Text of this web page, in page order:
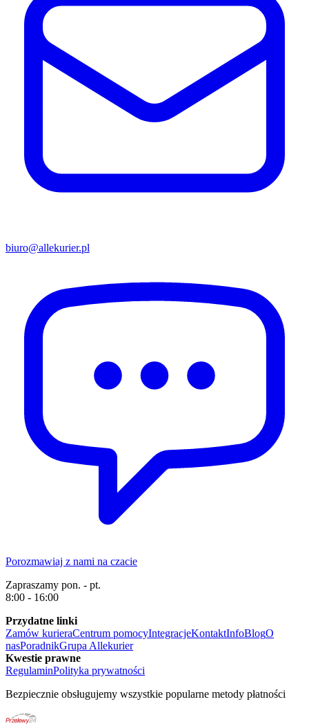
biuro@allekurier.pl
Porozmawiaj z nami na czacie
Zapraszamy pon. - pt.
8:00 - 16:00
Przydatne linki
Zamów kurieraCentrum pomocyIntegracjeKontaktInfoBlogO
nasPoradnikGrupa Allekurier
Kwestie prawne
RegulaminPolityka prywatności
Bezpiecznie obsługujemy wszystkie popularne metody płatności